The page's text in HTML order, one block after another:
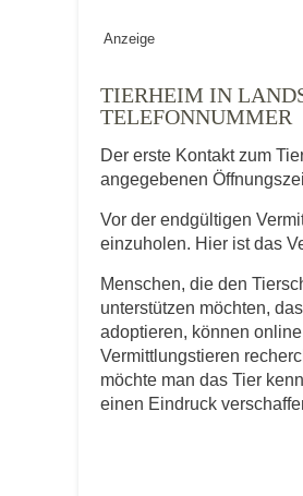
Diese Daten
E-Mail-Adresse
Anzeige
TIERHEIM IN
TELEFONNUMMER
Der erste Kontakt zum
angegebenen
Vor der endgültigen
einzuholen. Hier ist das
Menschen, die den
unterstützen möchten,
adoptieren, können
Vermittlungstieren
möchte man das Tier
einen Eindruck